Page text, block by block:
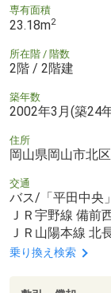
専有面積
23.18m2
所在階 / 階数
2階 / 2階建
築年数
2002年3月(築24
住所
岡山県岡山市北
交通
バス/「平田中央
ＪＲ宇野線 備前
ＪＲ山陽本線 北
乗り換え検索